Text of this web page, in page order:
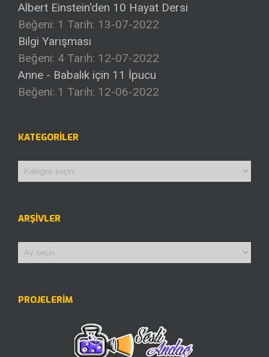
Albert Einstein'den 10 Hayat Dersi
Beğeni: 1 Tarih: 13-07-2022
Bilgi Yarışması
Beğeni: 4 Tarih: 12-07-2022
Anne - Babalık için 11 İpucu
Beğeni: 1 Tarih: 12-06-2022
KATEGORILER
Kategoriler
ARŞIVLER
Arşivler
PROJELERİM